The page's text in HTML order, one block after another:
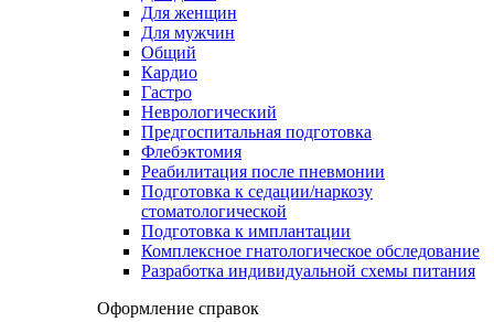
Для женщин
Для мужчин
Общий
Кардио
Гастро
Неврологический
Предгоспитальная подготовка
Флебэктомия
Реабилитация после пневмонии
Подготовка к седации/наркозу
стоматологической
Подготовка к имплантации
Комплексное гнатологическое обследование
Разработка индивидуальной схемы питания
Оформление справок